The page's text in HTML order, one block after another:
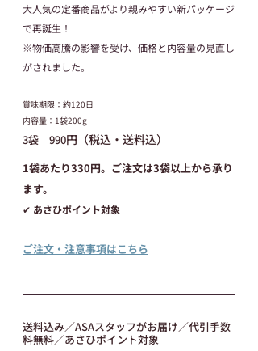
大人気の定番商品がより親みやすい新パッケージ
で再誕生！
※物価高騰の影響を受け、価格と内容量の見直し
がされました。
賞味期限：約120日
内容量：1袋200g
3袋　990円（税込・送料込）
1袋あたり330円。ご注文は3袋以上から承り
ます。
✔ あさひポイント対象
ご注文・注意事項はこちら
送料込み／ASAスタッフがお届け／代引手数
料無料／あさひポイント対象